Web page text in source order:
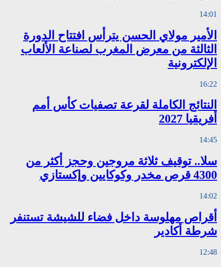
14:01
الأمير مولاي الحسن يترأس افتتاح الدورة
الثالثة من معرض المغرب لصناعة الألعاب
الإلكترونية
16:22
النتائج الكاملة لقرعة تصفيات كأس أمم
أفريقيا 2027
14:45
سلا.. توقيف ثلاثة مروجين وحجز أكثر من
4300 قرص مخدر وكوكايين وإكستازي
14:02
أقراص مهلوسة داخل فضاء للشيشة تستنفر
شرطة أكادير
12:48